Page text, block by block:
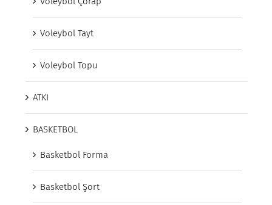
Voleybol Tayt
Voleybol Topu
ATKI
BASKETBOL
Basketbol Forma
Basketbol Şort